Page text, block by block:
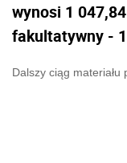
wynosi 1
fakultatywny -
Dalszy ciąg materiału